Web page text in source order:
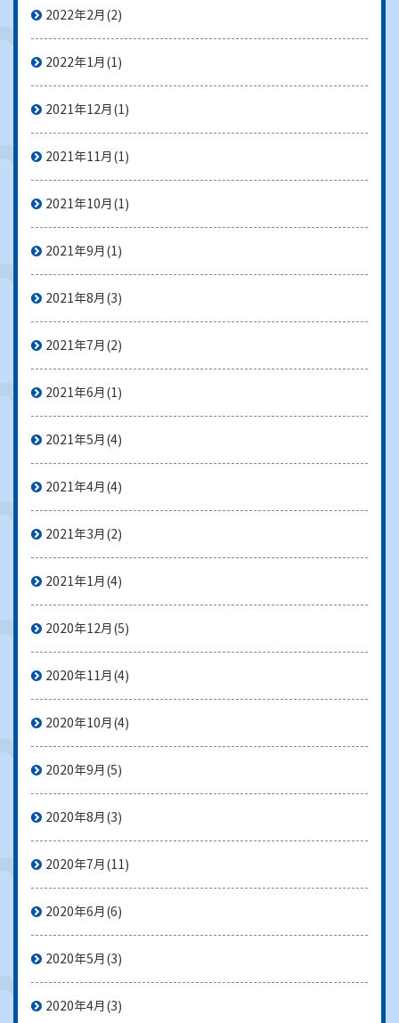
2022年2月 (2)
2022年1月 (1)
2021年12月 (1)
2021年11月 (1)
2021年10月 (1)
2021年9月 (1)
2021年8月 (3)
2021年7月 (2)
2021年6月 (1)
2021年5月 (4)
2021年4月 (4)
2021年3月 (2)
2021年1月 (4)
2020年12月 (5)
2020年11月 (4)
2020年10月 (4)
2020年9月 (5)
2020年8月 (3)
2020年7月 (11)
2020年6月 (6)
2020年5月 (3)
2020年4月 (3)